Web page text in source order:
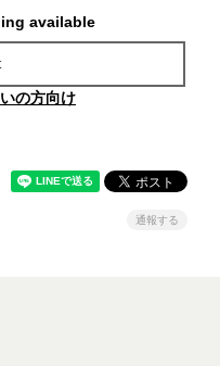
available
の方向け
通報する